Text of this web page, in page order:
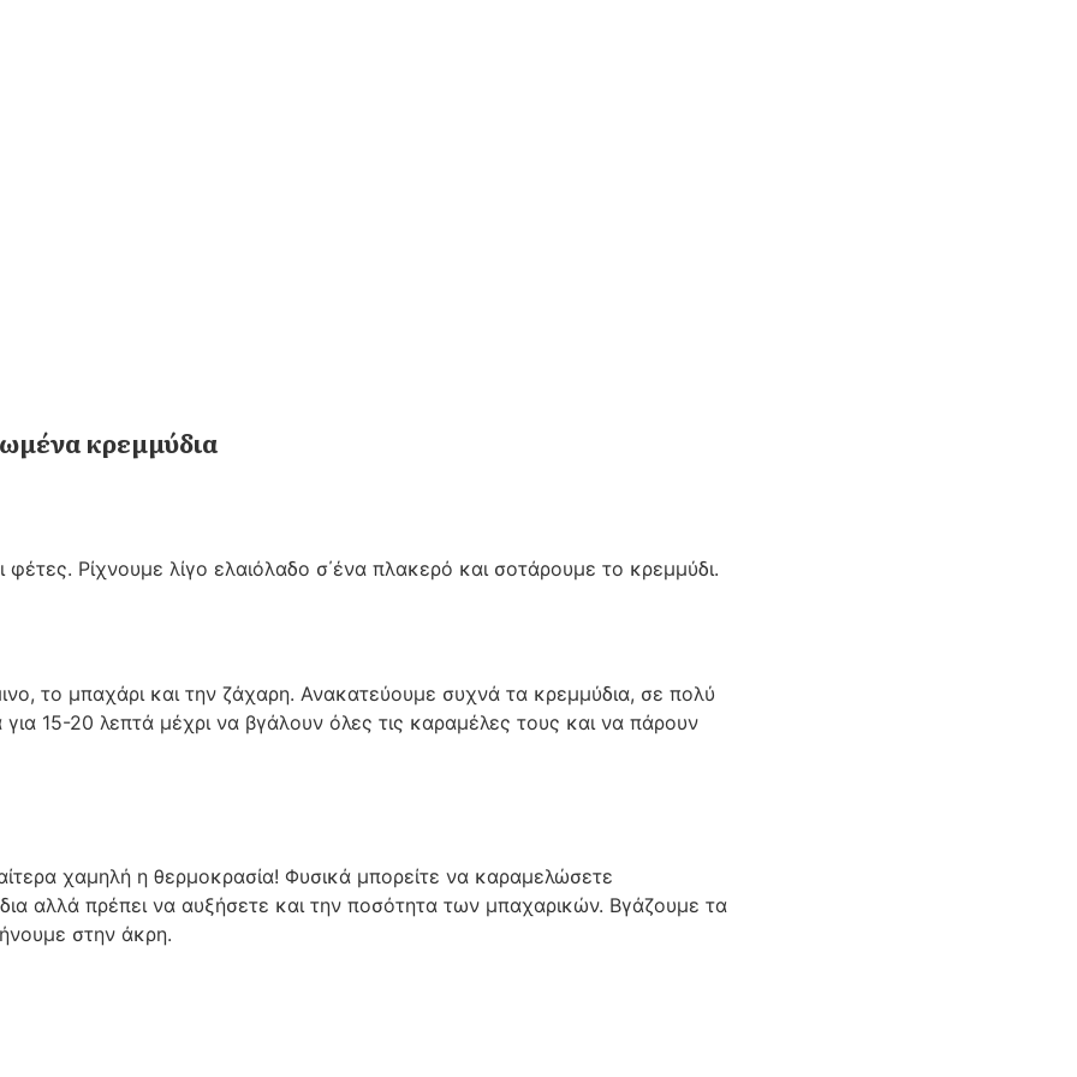
κρεμμύδια
φέτες. Ρίχνουμε λίγο ελαιόλαδο σ΄ένα πλακερό και σοτάρουμε το κρεμμύδι.
το μπαχάρι και την ζάχαρη. Ανακατεύουμε συχνά τα κρεμμύδια, σε πολύ
15-20 λεπτά μέχρι να βγάλουν όλες τις καραμέλες τους και να πάρουν
χαμηλή η θερμοκρασία! Φυσικά μπορείτε να καραμελώσετε
αλλά πρέπει να αυξήσετε και την ποσότητα των μπαχαρικών. Βγάζουμε τα
στην άκρη.